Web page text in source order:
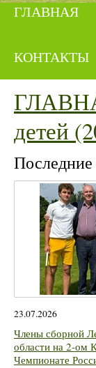
ГЛАВНАЯ
КОНТАКТЫ
детей
Последние
23.07.2026
Члены сборной
области на 2-ом
Чемпионате